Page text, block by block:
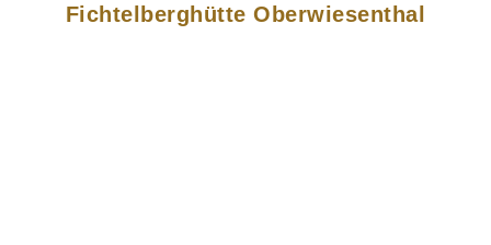
Fichtelberghütte Oberwiesenthal